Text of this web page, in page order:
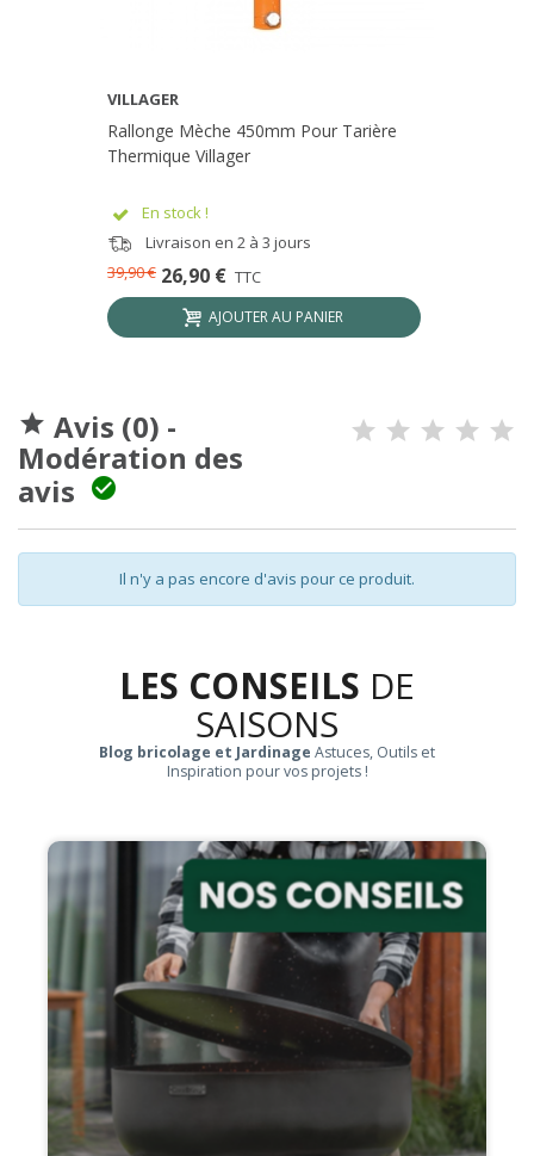
VILLAGER
Rallonge Mèche 450mm Pour Tarière
Thermique Villager
En stock !
Livraison en 2 à 3 jours
26,90 € TTC
39,90 €
AJOUTER AU PANIER
 Avis (0) -
Modération des
avis

Il n'y a pas encore d'avis pour ce produit.
LES CONSEILS DE
SAISONS
Blog bricolage et Jardinage Astuces, Outils et
Inspiration pour vos projets !